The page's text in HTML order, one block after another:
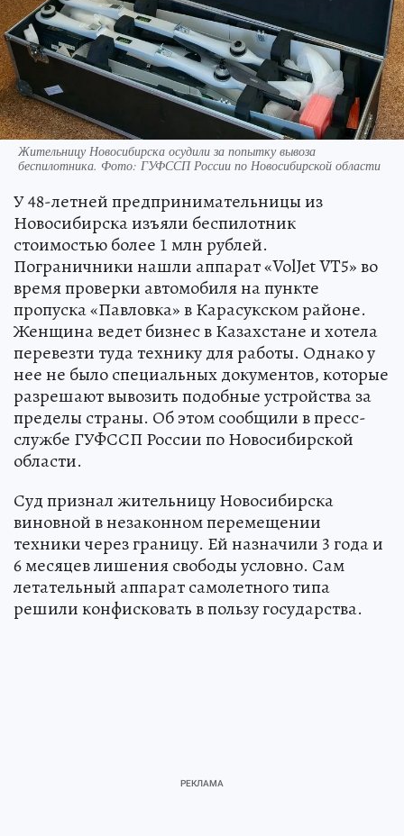
Жительницу Новосибирска осудили за попытку вывоза
беспилотника. Фото: ГУФССП России по Новосибирской области
У 48-летней предпринимательницы из
Новосибирска изъяли беспилотник
стоимостью более 1 млн рублей.
Пограничники нашли аппарат «VolJet VT5» во
время проверки автомобиля на пункте
пропуска «Павловка» в Карасукском районе.
Женщина ведет бизнес в Казахстане и хотела
перевезти туда технику для работы. Однако у
нее не было специальных документов, которые
разрешают вывозить подобные устройства за
пределы страны. Об этом сообщили в пресс-
службе ГУФССП России по Новосибирской
области.
Суд признал жительницу Новосибирска
виновной в незаконном перемещении
техники через границу. Ей назначили 3 года и
6 месяцев лишения свободы условно. Сам
летательный аппарат самолетного типа
решили конфисковать в пользу государства.